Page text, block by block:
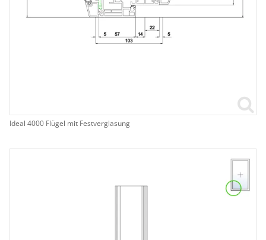
Ideal 4000 Flügel mit Festverglasung